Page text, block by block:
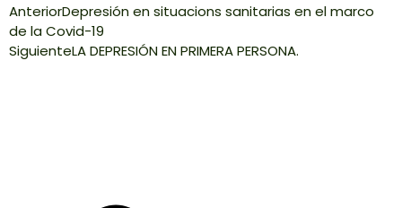
AnteriorDepresión en situacions sanitarias en el marco
de la Covid-19
SiguienteLA DEPRESIÓN EN PRIMERA PERSONA.